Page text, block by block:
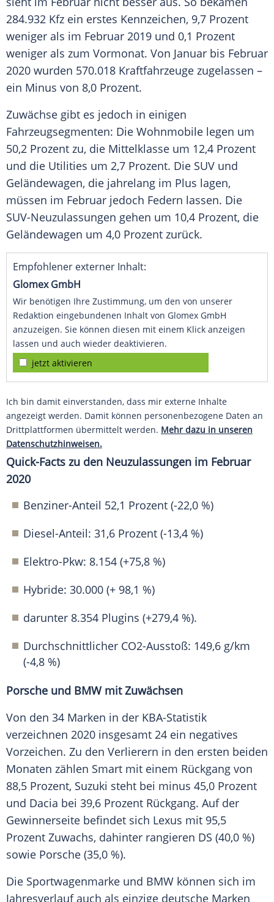
284.932 Kfz ein erstes Kennzeichen, 9,7 Prozent
weniger als im Februar 2019 und 0,1 Prozent
weniger als zum Vormonat. Von Januar bis Februar
2020 wurden 570.018 Kraftfahrzeuge zugelassen –
ein Minus von 8,0 Prozent.
Zuwächse gibt es jedoch in einigen
Fahrzeugsegmenten: Die Wohnmobile legen um
50,2 Prozent zu, die Mittelklasse um 12,4 Prozent
und die Utilities um 2,7 Prozent. Die SUV und
Geländewagen, die jahrelang im Plus lagen,
müssen im Februar jedoch Federn lassen. Die
SUV-Neuzulassungen gehen um 10,4 Prozent, die
Geländewagen um 4,0 Prozent zurück.
Empfohlener externer Inhalt:
Glomex GmbH
Wir benötigen Ihre Zustimmung, um den von unserer
Redaktion eingebundenen Inhalt von Glomex GmbH
anzuzeigen. Sie können diesen mit einem Klick anzeigen
lassen und auch wieder deaktivieren.
jetzt aktivieren
Ich bin damit einverstanden, dass mir externe Inhalte
angezeigt werden. Damit können personenbezogene Daten an
Drittplattformen übermittelt werden. Mehr dazu in unseren
Datenschutzhinweisen.
Quick-Facts zu den Neuzulassungen im Februar
2020
Benziner-Anteil 52,1 Prozent (-22,0 %)
Diesel-Anteil: 31,6 Prozent (-13,4 %)
Elektro-Pkw: 8.154 (+75,8 %)
Hybride: 30.000 (+ 98,1 %)
darunter 8.354 Plugins (+279,4 %).
Durchschnittlicher CO2-Ausstoß: 149,6 g/km
(-4,8 %)
Porsche und BMWmit Zuwächsen
Von den 34 Marken in der KBA-Statistik
verzeichnen 2020 insgesamt 24 ein negatives
Vorzeichen. Zu den Verlierern in den ersten beiden
Monaten zählen Smart mit einem Rückgang von
88,5 Prozent, Suzuki steht bei minus 45,0 Prozent
und Dacia bei 39,6 Prozent Rückgang. Auf der
Gewinnerseite befindet sich Lexus mit 95,5
Prozent Zuwachs, dahinter rangieren DS (40,0 %)
sowie Porsche (35,0 %).
Die Sportwagenmarke und BMW können sich im
Jahresverlaufauch als einzige deutsche Marken